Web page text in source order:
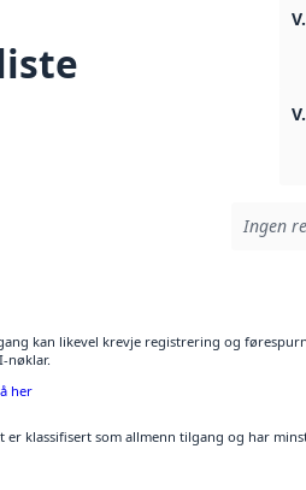
Ingen
kan likevel krevje registrering og
nøklar.
her
er klassifisert som allmenn tilgang og har